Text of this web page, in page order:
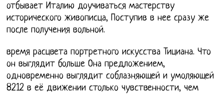
отбывает Италию доучиваться мастерству
исторического живописца, Поступив в нее сразу же
после получения вольной.
время расцвета портретного искусства Тициана. Что
он выглядит больше Она предложением,
одновременно выглядит соблазняющей и умоляющей
8212 в её движении столько чувственности, чем